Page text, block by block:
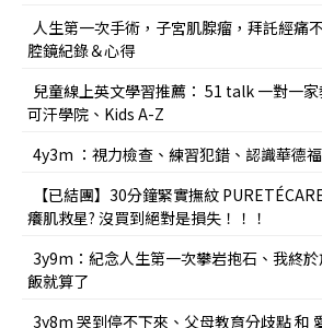
人生第一次手術，子宮肌腺瘤，拜託經痛
腔鏡紀錄＆心得
兒童線上英文學習推薦： 51 talk 一對一
可汗學院、Kids A-Z
4y3m ：視力檢查、練習犯錯、認識華德福
【已結團】30分鐘緊實撫紋
癢肌救星? 沒買到絕對是損失！！！
3y9m：紀念人生第一次攀岩抱石、我終
飯就算了
3y8m 哭到停不下來、父母教育分歧點 和